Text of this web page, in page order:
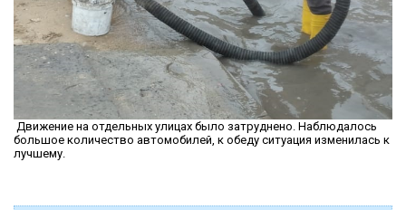
Движение на отдельных улицах было затруднено. Наблюдалось
большое количество автомобилей, к обеду ситуация изменилась к
лучшему.